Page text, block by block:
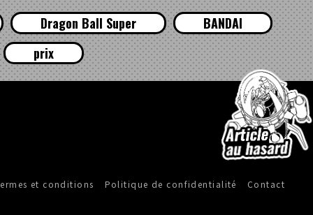
Dragon Ball Super
BANDAI
prix
et conditions Politique de confidentialité Contact